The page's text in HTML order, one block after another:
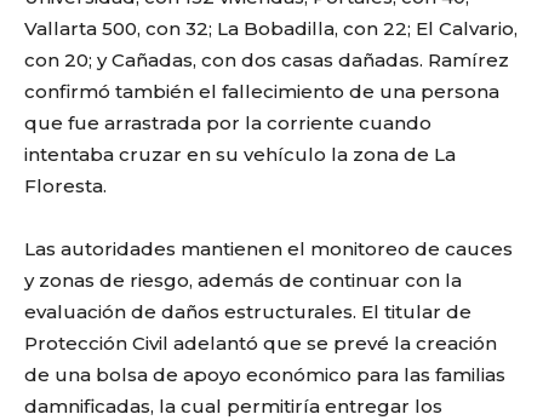
Vallarta 500, con 32; La Bobadilla, con 22; El Calvario,
con 20; y Cañadas, con dos casas dañadas. Ramírez
confirmó también el fallecimiento de una persona
que fue arrastrada por la corriente cuando
intentaba cruzar en su vehículo la zona de La
Floresta.
Las autoridades mantienen el monitoreo de cauces
y zonas de riesgo, además de continuar con la
evaluación de daños estructurales. El titular de
Protección Civil adelantó que se prevé la creación
de una bolsa de apoyo económico para las familias
damnificadas, la cual permitiría entregar los